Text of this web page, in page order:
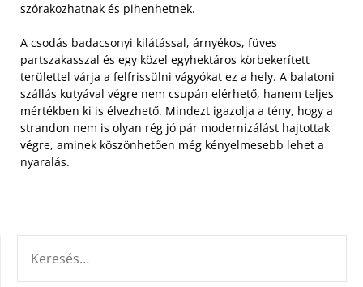
szórakozhatnak és pihenhetnek.
A csodás badacsonyi kilátással, árnyékos, füves
partszakasszal és egy közel egyhektáros körbekerített
területtel várja a felfrissülni vágyókat ez a hely. A balatoni
szállás kutyával végre nem csupán elérhető, hanem teljes
mértékben ki is élvezhető. Mindezt igazolja a tény, hogy a
strandon nem is olyan rég jó pár modernizálást hajtottak
végre, aminek köszönhetően még kényelmesebb lehet a
nyaralás.